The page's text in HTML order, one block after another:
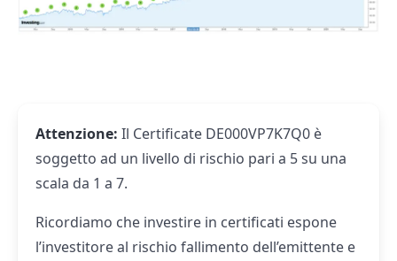
Attenzione: Il Certificate DE000VP7K7Q0 è
soggetto ad un livello di rischio pari a 5 su una
scala da 1 a 7.
Ricordiamo che investire in certificati espone
l’investitore al rischio fallimento dell’emittente e